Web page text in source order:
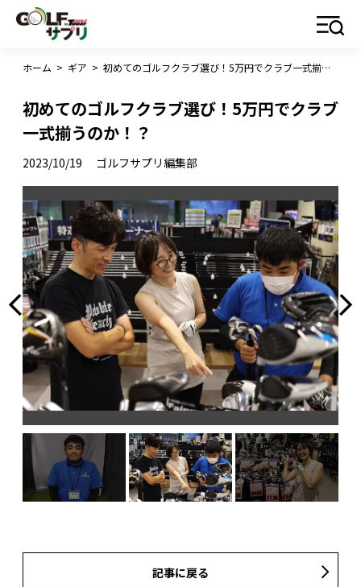
ホーム > ギア > 初めてのゴルフクラブ選び！5万円でクラブ一式揃うのか！？
初めてのゴルフクラブ選び！5万円でクラブ
一式揃うのか！？
2023/10/19 ゴルフサプリ編集部
記事に戻る